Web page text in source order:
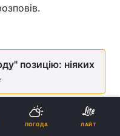
позицію: ніяких
світі було б
від цієї угоди", -
ПОГОДА ЛАЙТ